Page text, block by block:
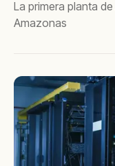
La primera planta
Amazonas